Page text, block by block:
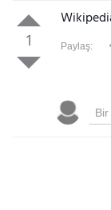
1 Paylaş: